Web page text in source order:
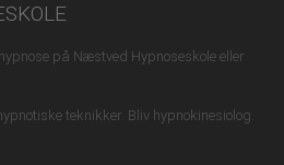
på Næstved Hypnoseskole eller
teknikker. Bliv hypnokinesiolog.